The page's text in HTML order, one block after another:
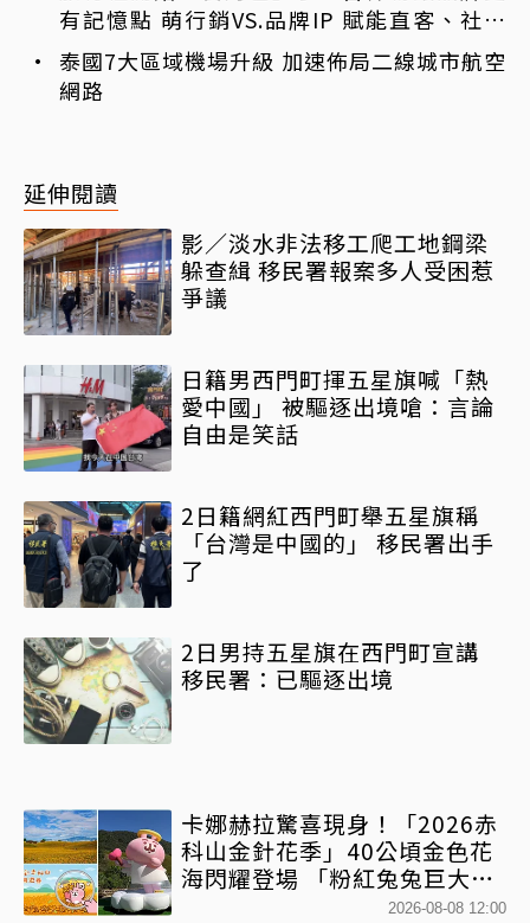
有記憶點 萌行銷VS.品牌IP 賦能直客、社群
與服務新動能
泰國7大區域機場升級 加速佈局二線城市航空
網路
延伸閱讀
影／淡水非法移工爬工地鋼梁
躲查緝 移民署報案多人受困惹
爭議
日籍男西門町揮五星旗喊「熱
愛中國」 被驅逐出境嗆：言論
自由是笑話
2日籍網紅西門町舉五星旗稱
「台灣是中國的」 移民署出手
了
2日男持五星旗在西門町宣講
移民署：已驅逐出境
卡娜赫拉驚喜現身！「2026赤
科山金針花季」40公頃金色花
海閃耀登場 「粉紅兔兔巨大氣
球+超狂500樂遊券」快追
2026-08-08 12:00